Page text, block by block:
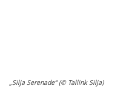
„Silja Serenade“ (© Tallink Silja)